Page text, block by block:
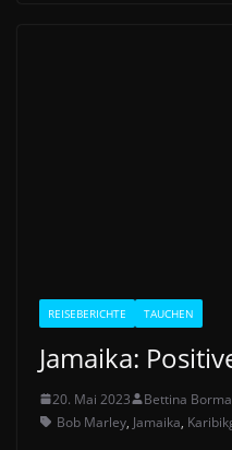
REISEBERICHTE TAUCHEN
Jamaika:
20. Mai 2023 Bettina
Bob Marley, Jamaika,